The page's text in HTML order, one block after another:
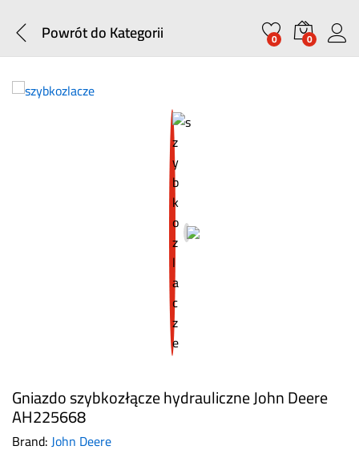
Powrót doKategorii 0 0
Gniazdo szybkozłącze hydrauliczne John Deere
AH225668
Brand:John Deere